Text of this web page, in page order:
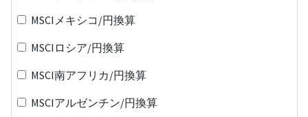
MSCIメキシコ/円換算
MSCIロシア/円換算
MSCI南アフリカ/円換算
MSCIアルゼンチン/円換算